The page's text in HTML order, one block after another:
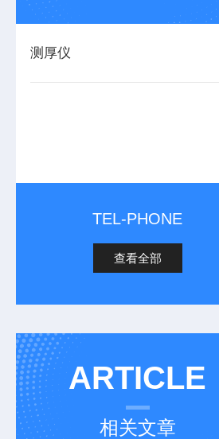
测厚仪
TEL-PHONE
查看全部
ARTICLE
相关文章